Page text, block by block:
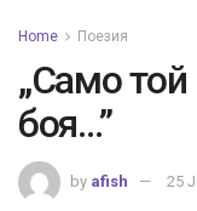
Home Поезия
„Само
боя…”
by afish 25